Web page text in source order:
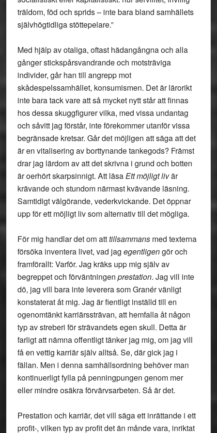
träldom, föd och sprids – inte bara bland samhällets
självhögtidliga stöttepelare.”
Med hjälp av otaliga, oftast hädangångna och alla
gånger stickspårsvandrande och motsträviga
individer, går han till angrepp mot
skådespelssamhället, konsumismen. Det är lärorikt
inte bara tack vare att så mycket nytt står att finnas
hos dessa skuggfigurer vilka, med vissa undantag
och såvitt jag förstår, inte förekommer utanför vissa
begränsade kretsar. Går det möjligen att säga att det
är en vitalisering av borttynande tankegods? Främst
drar jag lärdom av att det skrivna i grund och botten
är oerhört skarpsinnigt. Att läsaEtt möjligt livär
krävande och stundom närmast kvävande läsning.
Samtidigt välgörande, vederkvickande. Det öppnar
upp för ett möjligt liv som alternativ till det mögliga.
För mig handlar det om atttillsammansmed texterna
försöka inventera livet, vad jag egentligengör och
framförallt: Varför. Jag kräks upp mig själv av
begreppet och förväntningen prestation. Jag vill inte
dö, jag vill bara inte leverera som Granér vänligt
konstaterat åt mig. Jag är fientligt inställd till en
ogenomtänkt karriärssträvan, att hemfalla åt någon
typ av streberi för strävandets egen skull. Detta är
farligt att nämna offentligt tänker jag mig, om jag vill
få en vettig karriär själv alltså. Se, där gick jag i
fällan. Men i denna samhällsordning behöver man
kontinuerligt fylla på penningpungen genom mer
eller mindre osäkra förvärvsarbeten. Så är det.
Prestation och karriär, det vill säga ett inrättande i ett
profit-, vilken typ av profit det än månde vara, inriktat